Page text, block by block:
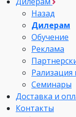
Назад
Дилерам
Обучение
Реклама
Рализация
Семинары
Доставка и
Контакты